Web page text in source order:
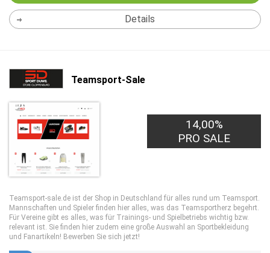
Details
Teamsport-Sale
14,00%
PRO SALE
Teamsport-sale.de ist der Shop in Deutschland für alles rund um Teamsport.
Mannschaften und Spieler finden hier alles, was das Teamsportherz begehrt.
Für Vereine gibt es alles, was für Trainings- und Spielbetriebs wichtig bzw.
relevant ist. Sie finden hier zudem eine große Auswahl an Sportbekleidung
und Fanartikeln! Bewerben Sie sich jetzt!